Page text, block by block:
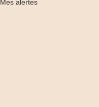
Mes alertes